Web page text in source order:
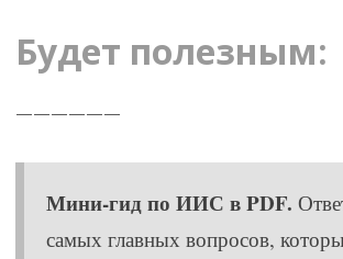
Будет полезным:
——————
Мини-гид по ИИС в PDF.
самых главных вопросов,